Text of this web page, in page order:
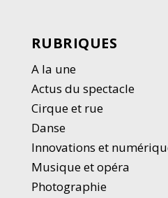
RUBRIQUES
A la une
Actus du spectacle
Cirque et rue
Danse
Innovations et
Musique et opéra
Photographie